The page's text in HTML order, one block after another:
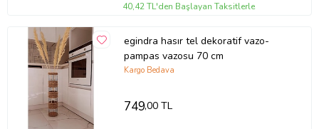
40,42 TL'den Başlayan Taksitlerle
egindra hasır tel dekoratif vazo-
pampas vazosu 70 cm
Kargo Bedava
749,00 TL